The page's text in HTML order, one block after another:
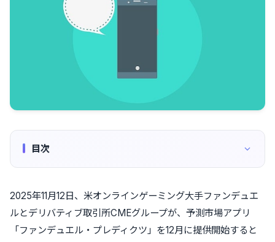
目次
2025年11月12日、米オンラインゲーミング大手ファンデュエ
ルとデリバティブ取引所CMEグループが、予測市場アプリ
「ファンデュエル・プレディクツ」を12月に提供開始すると